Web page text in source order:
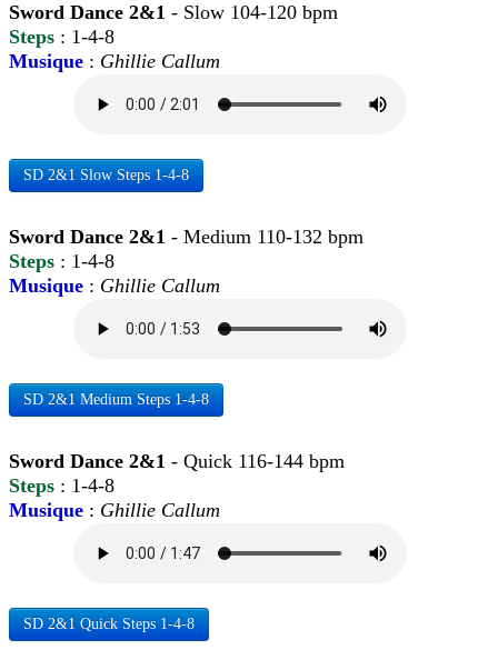
Sword Dance 2&1 - Slow 104-120 bpm
Steps : 1-4-8
Musique : Ghillie Callum
SD 2&1 Slow Steps 1-4-8
Sword Dance 2&1 - Medium 110-132 bpm
Steps : 1-4-8
Musique : Ghillie Callum
SD 2&1 Medium Steps 1-4-8
Sword Dance 2&1 - Quick 116-144 bpm
Steps : 1-4-8
Musique : Ghillie Callum
SD 2&1 Quick Steps 1-4-8